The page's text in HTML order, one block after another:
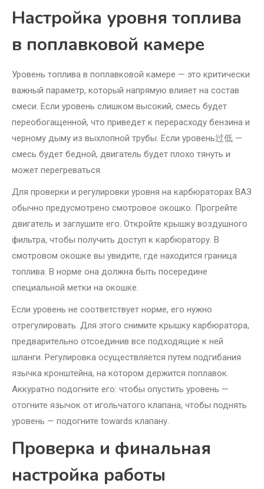
Настройка уровня топлива
в поплавковой камере
Уровень топлива в поплавковой камере — это критически
важный параметр, который напрямую влияет на состав
смеси. Если уровень слишком высокий, смесь будет
переобогащенной, что приведет к перерасходу бензина и
черному дыму из выхлопной трубы. Если уровень过低 —
смесь будет бедной, двигатель будет плохо тянуть и
может перегреваться.
Для проверки и регулировки уровня на карбюраторах ВАЗ
обычно предусмотрено смотровое окошко. Прогрейте
двигатель и заглушите его. Откройте крышку воздушного
фильтра, чтобы получить доступ к карбюратору. В
смотровом окошке вы увидите, где находится граница
топлива. В норме она должна быть посередине
специальной метки на окошке.
Если уровень не соответствует норме, его нужно
отрегулировать. Для этого снимите крышку карбюратора,
предварительно отсоединив все подходящие к ней
шланги. Регулировка осуществляется путем подгибания
язычка кронштейна, на котором держится поплавок.
Аккуратно подогните его: чтобы опустить уровень —
отогните язычок от игольчатого клапана, чтобы поднять
уровень — подогните towards клапану.
Проверка и финальная
настройка работы